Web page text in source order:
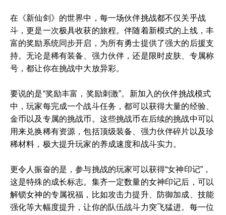
在《新仙剑》的世界中，每一场伙伴挑战都不仅关乎战
斗，更是一次极具收获的旅程。伴随着新模式的上线，丰
富的奖励系统同步开启，为所有勇士提供了强大的后援支
持。无论是稀有装备、强力伙伴，还是限时皮肤、专属称
号，都让你在挑战中大放异彩。
要说的是“奖励丰富，奖励刺激”。新加入的伙伴挑战模式
中，玩家每完成一个战斗任务，都可以获得大量的经验、
金币以及专属的挑战币。这些挑战币在后续的挑战中可以
用来兑换稀有资源，包括顶级装备、强力伙伴碎片以及珍
稀材料，极大提升玩家的养成速度和战斗实力。
更令人振奋的是，参与挑战的玩家可以获得“女神印记”，
这是特殊的成长标志。集齐一定数量的女神印记后，可以
解锁女神的专属祝福，比如攻击力提升、防御加成、技能
强化等大幅度提升，让你的队伍战斗力突飞猛进。每一位